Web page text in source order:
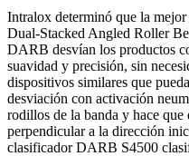
Intralox determinó que la
Dual-Stacked Angled Roller
DARB desvían los productos
suavidad y precisión, sin
dispositivos similares que
desviación con activación
rodillos de la banda y hace que
perpendicular a la dirección
clasificador DARB S4500